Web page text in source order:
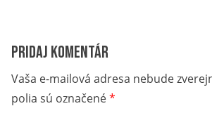
Pridaj komentár
Vaša e-mailová adresa nebude
polia sú označené*